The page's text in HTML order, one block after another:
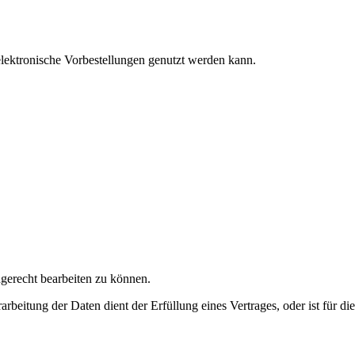
Vorbestellungen genutzt werden kann.
bearbeiten zu können.
der Daten dient der Erfüllung eines Vertrages, oder ist für